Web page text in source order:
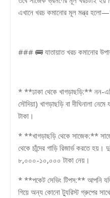
এখানে খরচ কমানোর মূল মন্ত্র
### 🚌 যাতায়াত খরচ কমানোর
* **ঢাকা থেকে খাগড়াছড়ি:** নন-
সৌদিয়া) খাগড়াছড়ি বা দীঘিনালা
টাকা।
* **খাগড়াছড়ি থেকে সাজেক:**
থেকে চাঁন্দের গাড়ি রিজার্ভ করতে
৮,০০০-১০,০০০ টাকা নেয়।
* **পকেট সেভিং টিপস:** আপনি
গিয়ে অন্য কোনো ট্যুরিস্ট গ্রুপের সাথে